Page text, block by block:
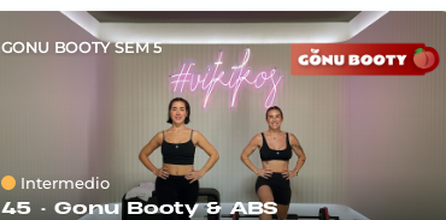
GONU BOOTY SEM 5
Intermedio
45 ·Gonu Booty & ABS